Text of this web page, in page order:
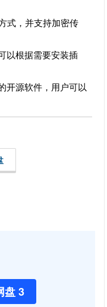
式，并支持加密传
以根据需要安装插
开源软件，用户可以
盘 3